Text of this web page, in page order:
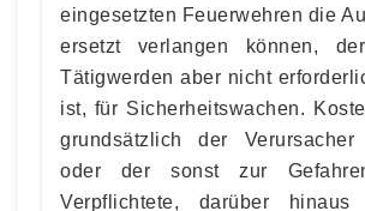
eingesetzten Feuerwehren die
ersetzt verlangen können,
Tätigwerden aber nicht
ist, für Sicherheitswachen.
grundsätzlich der
oder der sonst zur
Verpflichtete, darüber